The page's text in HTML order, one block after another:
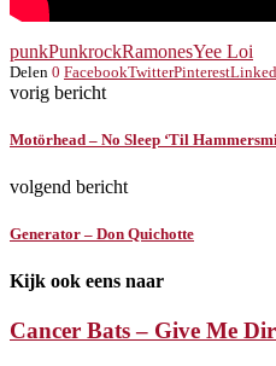
punkPunkrockRamonesYee Loi
Delen 0 FacebookTwitterPinterest
vorig bericht
Motörhead – No Sleep ‘Til
volgend bericht
Generator – Don Quichotte
Kijk ook eens naar
Cancer Bats – Give Me